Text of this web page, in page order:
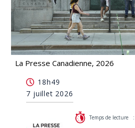
La Presse Canadienne, 2026
travail18h49
7 juillet 2026
Temps de lecture :